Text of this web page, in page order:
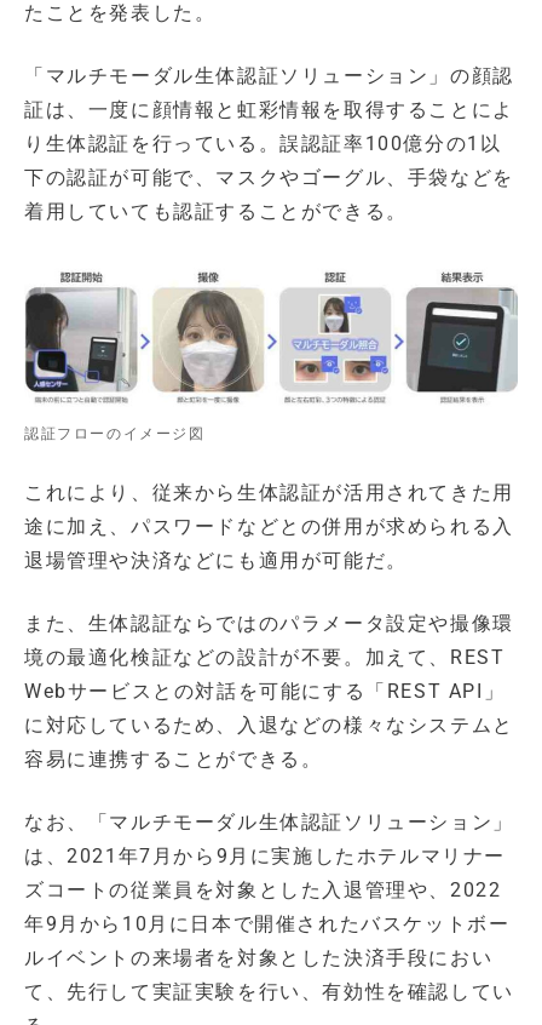
たことを発表した。
「マルチモーダル生体認証ソリューション」の顔認
証は、一度に顔情報と虹彩情報を取得することによ
り生体認証を行っている。誤認証率100億分の1以
下の認証が可能で、マスクやゴーグル、手袋などを
着用していても認証することができる。
認証フローのイメージ図
これにより、従来から生体認証が活用されてきた用
途に加え、パスワードなどとの併用が求められる入
退場管理や決済などにも適用が可能だ。
また、生体認証ならではのパラメータ設定や撮像環
境の最適化検証などの設計が不要。加えて、REST
Webサービスとの対話を可能にする「REST API」
に対応しているため、入退などの様々なシステムと
容易に連携することができる。
なお、「マルチモーダル生体認証ソリューション」
は、2021年7月から9月に実施したホテルマリナー
ズコートの従業員を対象とした入退管理や、2022
年9月から10月に日本で開催されたバスケットボー
ルイベントの来場者を対象とした決済手段におい
て、先行して実証実験を行い、有効性を確認してい